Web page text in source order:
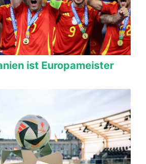
ist Europameister